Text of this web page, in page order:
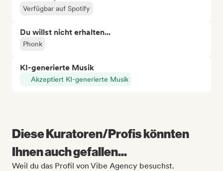
Verfügbar auf Spotify
Du willst nicht erhalten...
Phonk
KI-generierte Musik
Akzeptiert KI-generierte Musik
Diese Kuratoren/Profis könnten
Ihnen auch gefallen...
Weil du das Profil von Vibe Agency besuchst.